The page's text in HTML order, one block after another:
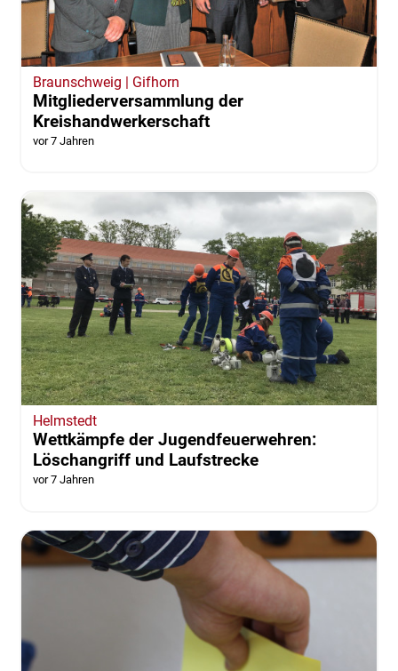
Braunschweig | Gifhorn
Mitgliederversammlung der
Kreishandwerkerschaft
vor 7 Jahren
Helmstedt
Wettkämpfe der Jugendfeuerwehren:
Löschangriff und Laufstrecke
vor 7 Jahren